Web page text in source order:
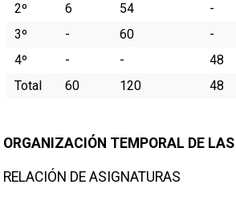
2º
6 54 -
3º
- 60 -
4º
- - 48
Total
60 120 48
ORGANIZACIÓN TEMPORAL DE
RELACIÓN DE ASIGNATURAS